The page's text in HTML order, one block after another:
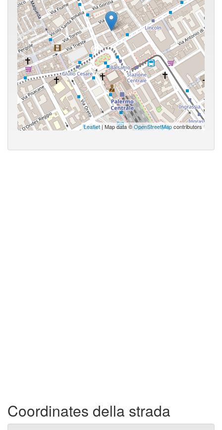
Leaflet | Map data ©OpenStreetMapcontributors
Coordinates della strada